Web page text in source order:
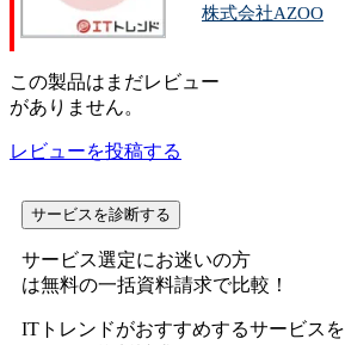
株式会社AZOO
この製品はまだレビュー
がありません。
レビューを投稿する
サービスを診断する
サービス選定にお迷いの方
は無料の一括資料請求で比較！
ITトレンドがおすすめするサービスを